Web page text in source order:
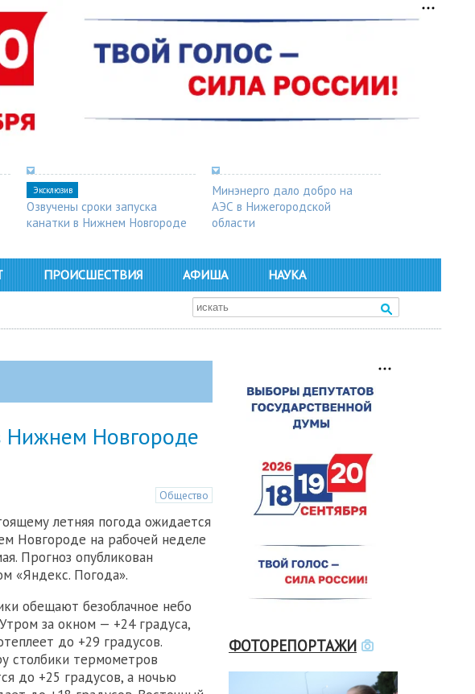
Эксклюзив
Озвучены сроки запуска
канатки в Нижнем Новгороде
Минэнерго дало добро на
АЭС в Нижегородской
области
ПРОИСШЕСТВИЯ АФИША НАУКА
Нижнем Новгороде
Общество
летняя погода ожидается
Новгороде на рабочей неделе
Прогноз опубликован
«Яндекс. Погода».
обещают безоблачное небо
за окном — +24 градуса,
до +29 градусов.
столбики термометров
до +25 градусов, а ночью
ФОТОРЕПОРТАЖИ